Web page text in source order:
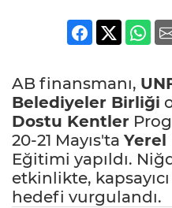
AB finansmanı,
Belediyeler Birliği
Dostu Kentler
20-21 Mayıs'ta Yerel
Eğitimi yapıldı.
etkinlikte,
hedefi vurgulandı.